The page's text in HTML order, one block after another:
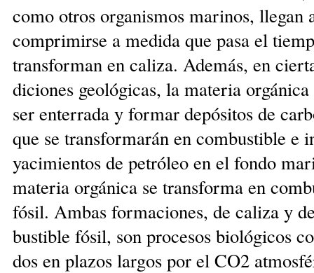
como otros organismos marinos, llegan
comprimirse a medida que pasa el
transforman en caliza. Ade­más, en
di­ciones geológicas, la ma­te­ria orgánica
ser enterrada y formar de­pósitos de
que se transformarán en combustible e
yacimientos de petróleo en el fondo
materia orgánica se transforma en
fó­sil. Ambas forma­ciones, de caliza y
bustible fósil, son pro­cesos biológicos
dos en plazos largos por el CO2